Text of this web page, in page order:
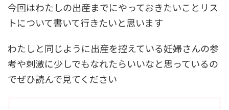
今回はわたしの出産までにやっておきたいことリス
トについて書いて行きたいと思います
わたしと同じように出産を控えている妊婦さんの参
考や刺激に少しでもなれたらいいなと思っているの
でぜひ読んで見てください